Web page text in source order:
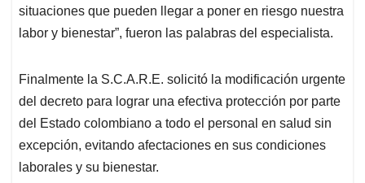
situaciones que pueden llegar a poner en riesgo nuestra
labor y bienestar”, fueron las palabras del especialista.
Finalmente la S.C.A.R.E. solicitó la modificación urgente
del decreto para lograr una efectiva protección por parte
del Estado colombiano a todo el personal en salud sin
excepción, evitando afectaciones en sus condiciones
laborales y su bienestar.